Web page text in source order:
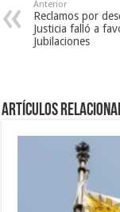
Anterior
Reclamos por
Justicia falló a
Jubilaciones
Artículos